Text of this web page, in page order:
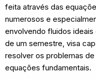
feita através das
numerosos e
envolvendo fluidos
de um semestre, visa
resolver os problemas
equações fundamentais.